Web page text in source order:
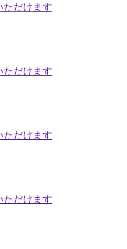
ただけます
ただけます
ただけます
ただけます